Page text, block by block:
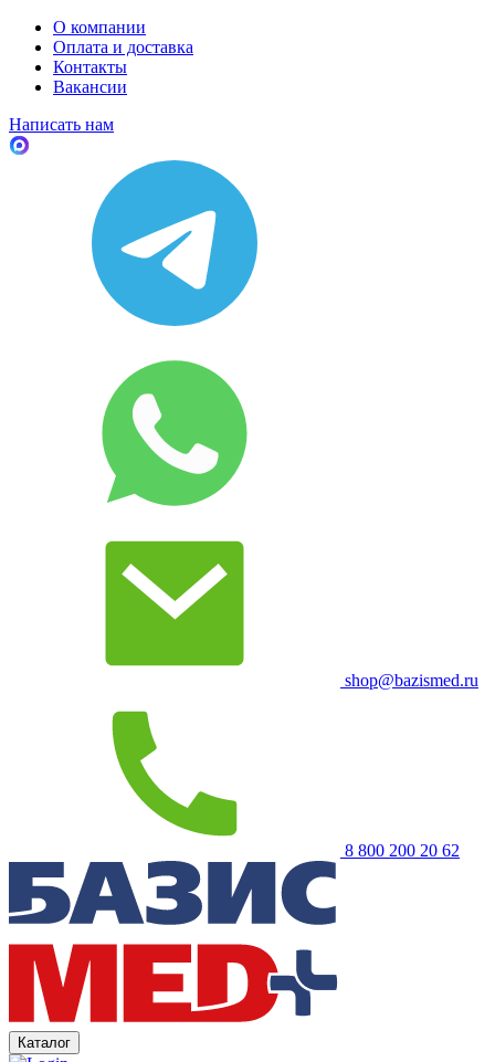
О компании
Оплата и доставка
Контакты
Вакансии
Написать нам
shop@bazismed.ru
8 800 200 20 62
Каталог